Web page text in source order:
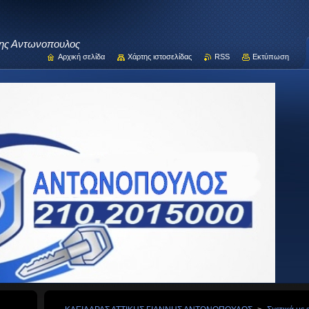
Αντωνοπουλος
Αρχική σελίδα Χάρτης ιστοσελίδας RSS Εκτύπωση